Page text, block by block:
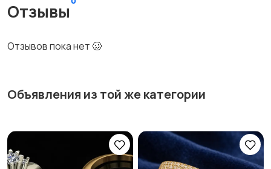
Отзывы
Отзывов пока нет 🥴
Объявления из той же категории